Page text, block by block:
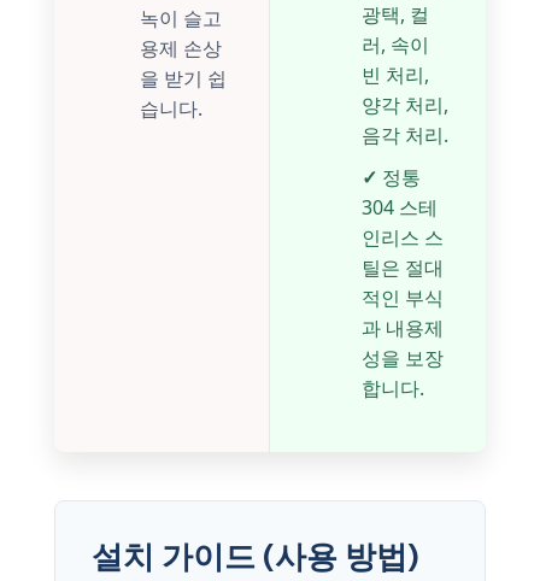
녹이 슬고
용제 손상
을 받기 쉽
습니다.
광택, 컬
러, 속이
빈 처리,
양각 처리,
음각 처리.
✓ 정통
304 스테
인리스 스
틸은 절대
적인 부식
과 내용제
성을 보장
합니다.
설치 가이드 (사용 방법)